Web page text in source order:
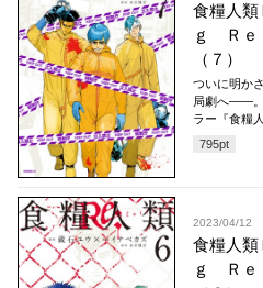
食糧人
ｇ Ｒｅ
（７）
ついに明か
局劇へ――。
ラー『食糧
795pt
2023/04/12
食糧人
ｇ Ｒｅ